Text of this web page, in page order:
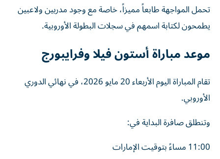
تحمل المواجهة طابعاً مميزاً، خاصة مع وجود مدربين ولاعبين
يطمحون لكتابة اسمهم في سجلات البطولة الأوروبية.
موعد مباراة أستون فيلا وفرايبورج
تقام المباراة اليوم الأربعاء 20 مايو 2026، في نهائي الدوري
الأوروبي.
وتنطلق صافرة البداية في:
11:00 مساءً بتوقيت الإمارات